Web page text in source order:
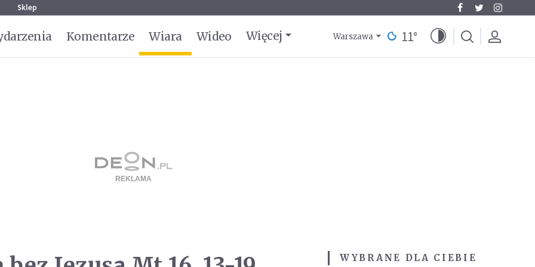
Sklep
Komentarze Wiara Wideo Więcej Warszawa 11°
WYBRANE DLA CIEBIE